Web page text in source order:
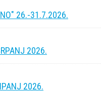
26.-31.7.2026.
2026.
2026.